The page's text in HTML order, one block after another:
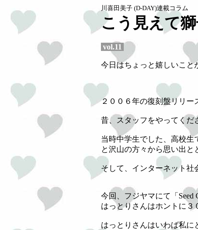
川喜田美子 (D-DAY)連載コラム
こう見えて
vol.11
今日はちょっと嬉しいこと
２００６年の復刻盤リリー
昔、スタッフをやってく
当時中学生でした、高校生
と沢山の方々から思い出と
そして、インターネット社
今回、フジヤマにて「Seed
はっとりさんはホントに３
はっとりさんはいわば私に